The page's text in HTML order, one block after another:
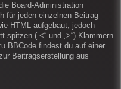
Board-Administration
für jeden einzelnen Beitrag
HTML aufgebaut, jedoch
spitzen („<“ und „>“) Klammern
BBCode findest du auf einer
Beitragserstellung aus